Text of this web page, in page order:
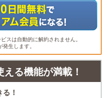
スは自動的に解約されません。
生します。
る機能が満載！
！